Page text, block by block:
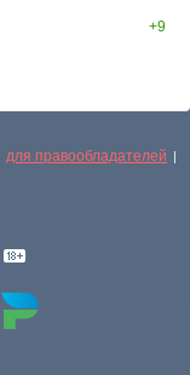
+9
для правообладателей |